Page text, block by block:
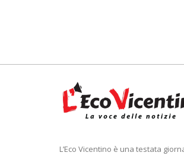
L’Eco Vicentino è una testata